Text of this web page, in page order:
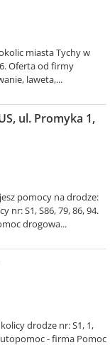
miasta Tychy w
Oferta od firmy
laweta,...
ul. Promyka 1,
pomocy na drodze:
nr: S1, S86, 79, 86, 94.
drogowa...
drodze nr: S1, 1,
- firma Pomoc